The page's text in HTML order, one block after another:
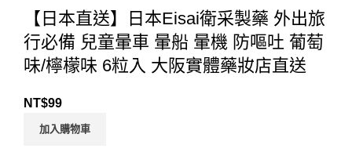
【日本直送】日本Eisai衛采製藥 外出旅
行必備 兒童暈車 暈船 暈機 防嘔吐 葡萄
味/檸檬味 6粒入 大阪實體藥妝店直送
NT$99
加入購物車